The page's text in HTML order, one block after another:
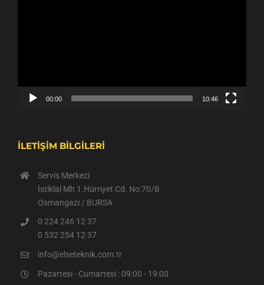
00:00 10:46
İLETİŞİM BİLGİLERİ
Servis Merkezi
İstiklal Mh 1.Hürriyet Cd. No:70/B
Osmangazi / BURSA
0 224 246 12 37
0 532 254 12 37
info@elseteknik.com.tr
Pazartesi - Cumartesi : 09:00 - 19:00